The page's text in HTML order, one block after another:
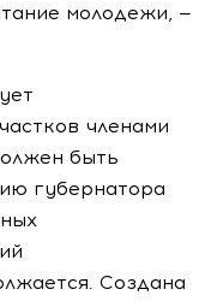
молодежи, —
членами
быть
губернатора
Создана